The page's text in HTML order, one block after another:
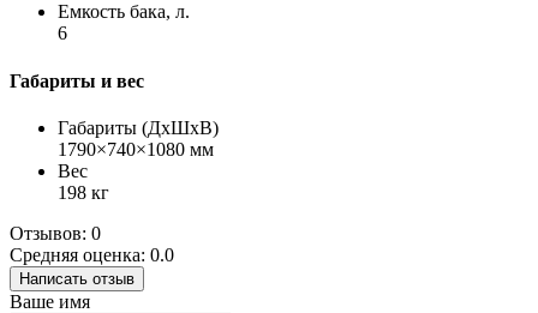
Емкость бака, л.
6
Габариты и вес
Габариты (ДхШхВ)
1790×740×1080 мм
Вес
198 кг
Отзывов: 0
Средняя оценка: 0.0
Написать отзыв
Ваше имя